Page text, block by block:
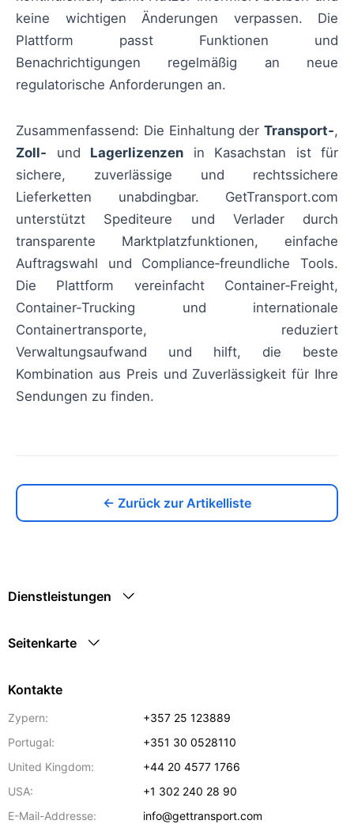
keine wichtigen Änderungen verpassen. Die
Plattform passt Funktionen und
Benachrichtigungen regelmäßig an neue
regulatorische Anforderungen an.
Zusammenfassend: Die Einhaltung der Transport‑,
Zoll‑ und Lagerlizenzen in Kasachstan ist für
sichere, zuverlässige und rechtssichere
Lieferketten unabdingbar. GetTransport.com
unterstützt Spediteure und Verlader durch
transparente Marktplatzfunktionen, einfache
Auftragswahl und Compliance‑freundliche Tools.
Die Plattform vereinfacht Container‑Freight,
Container‑Trucking und internationale
Containertransporte, reduziert
Verwaltungsaufwand und hilft, die beste
Kombination aus Preis und Zuverlässigkeit für Ihre
Sendungen zu finden.
← Zurück zur Artikelliste
Dienstleistungen
Seitenkarte
Kontakte
Zypern:
+357 25 123889
Portugal:
+351 30 0528110
United Kingdom:
+44 20 4577 1766
USA:
+1 302 240 28 90
E-Mail-Addresse:
info@gettransport.com